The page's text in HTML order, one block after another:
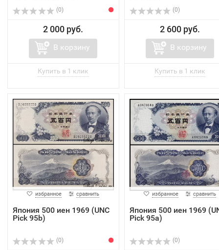
(0)
2 000 руб.
В корзину
(0)
2 600 руб.
В корзину
избранное сравнить
Япония 500 иен 1969 (UNC
Pick 95b)
(0)
избранное сравнить
Япония 500 иен 1969
Pick 95a)
(0)